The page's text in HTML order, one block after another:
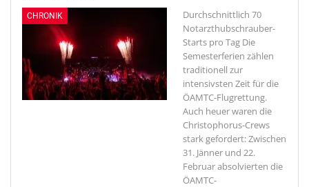
CHRONIK
Durchschnittlich 70
Notarzthubschrauber-
Starts pro Tag Die
Semesterferien zählen
traditionell zur
intensivsten Zeit für die
ÖAMTC-Flugrettung.
Auch heuer waren die
Christophorus-Crews
stark gefordert: Zwischen
31. Jänner und 22.
Februar absolvierten die
ÖAMTC-